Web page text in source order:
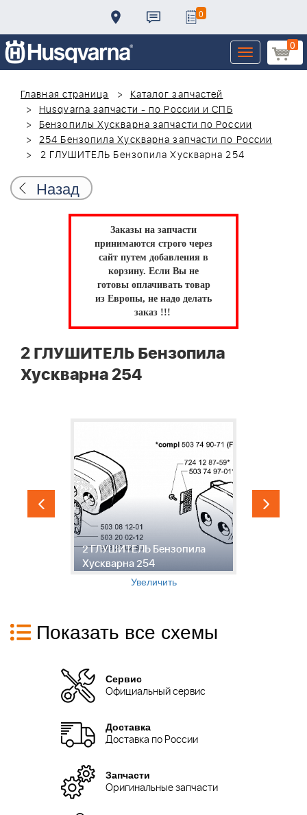
0
0
Toggle
navigation
Главная страница
Каталог запчастей
Husqvarna запчасти - по России и СПБ
Бензопилы Хускварна запчасти по России
254 Бензопила Хускварна запчасти по России
2 ГЛУШИТЕЛЬ Бензопила Хускварна 254
Назад
Заказы на запчасти
принимаются строго через
сайт путем добавления в
корзину. Если Вы не
готовы оплачивать товар
из Европы, не надо делать
заказ !!!
2 ГЛУШИТЕЛЬ Бензопила
Хускварна 254
2 ГЛУШИТЕЛЬ Бензопила
Хускварна 254
Увеличить
Показать все схемы
Сервис
Официальный сервис
Доставка
Доставка по России
Запчасти
Оригинальные запчасти